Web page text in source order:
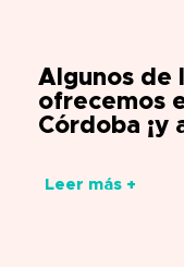
Algunos de
ofrecemos
Córdoba ¡y
Leer más +